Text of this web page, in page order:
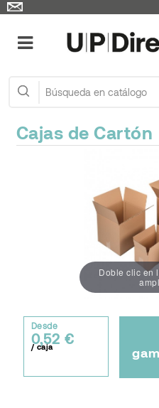
Cajas de Cartón
Doble clic en
Desde
0,52 €
/ caja